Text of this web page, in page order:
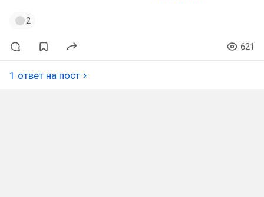
2
621
1 ответ на пост